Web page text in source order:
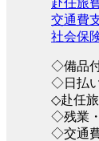
交通費
社会保
◇備品
◇日払
◇赴任
◇残業
◇交通